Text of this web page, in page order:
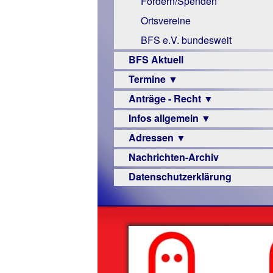
Links
Ortsvereine
BFS e.V. bundesweit
BFS Aktuell
Termine ▼
Veranstaltungsprogramme
Anträge - Recht ▼
Archiv
Urteile
Infos allgemein ▼
Sehbehinderung
Frühförderung
Schule
–
Beruf
Senioren
Hilfsmittel
Adressen ▼
Augenoptiker
Berufsbildungswerke
Hörbüchereien
Reha-
Nachrichten-Archiv
Datenschutzerklärung